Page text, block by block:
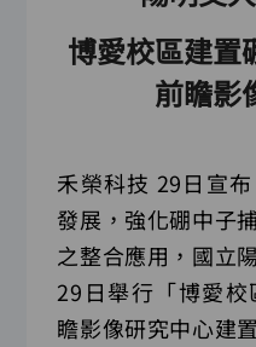
博愛校區建置
前瞻影
禾榮科技 29日宣
發展，強化硼中子
之整合應用，國立
29日舉行「博愛
瞻影像研究中心建